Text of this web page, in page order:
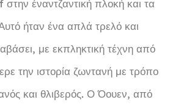
έναντζαντική πλοκή και τα
ήταν ένα απλά τρελό και
με εκπληκτική τέχνη από
την ιστορία ζωντανή με τρόπο
και θλιβερός. Ο Όουεν, από